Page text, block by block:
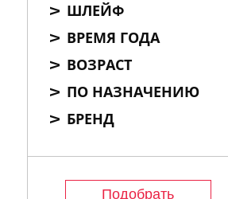
ШЛЕЙФ
ВРЕМЯ ГОДА
ВОЗРАСТ
ПО НАЗНАЧЕНИЮ
БРЕНД